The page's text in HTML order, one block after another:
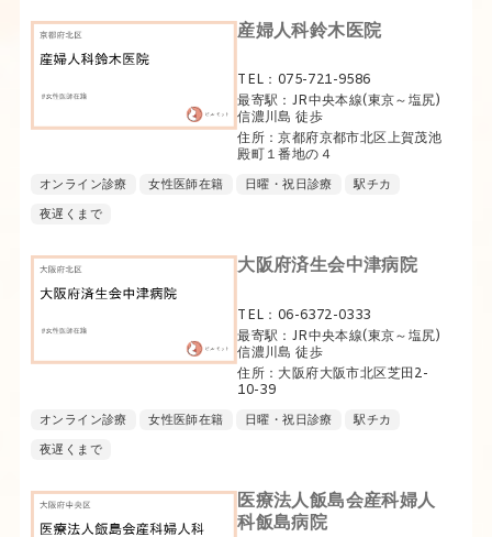
産婦人科鈴木医院
TEL：075-721-9586
最寄駅：JR中央本線(東京～塩尻)
信濃川島 徒歩
住所：京都府京都市北区上賀茂池
殿町１番地の４
オンライン診療 女性医師在籍 日曜・祝日診療
駅チカ
夜遅くまで
大阪府済生会中津病院
TEL：06-6372-0333
最寄駅：JR中央本線(東京～塩尻)
信濃川島 徒歩
住所：大阪府大阪市北区芝田2-
10-39
オンライン診療 女性医師在籍 日曜・祝日診療
駅チカ
夜遅くまで
医療法人飯島会産科婦人
科飯島病院